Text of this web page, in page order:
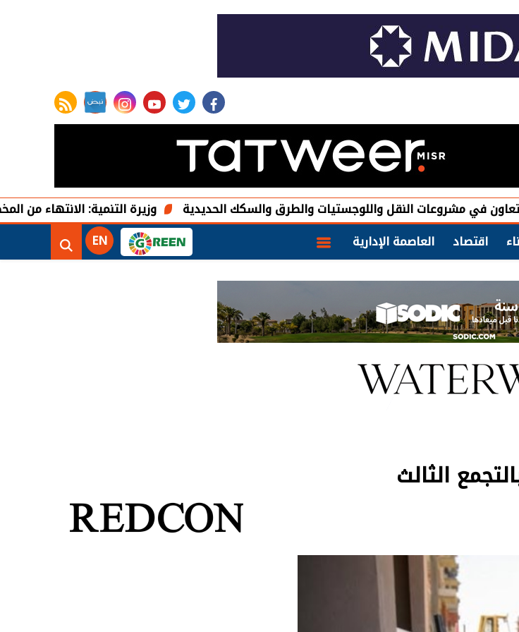
facebook
twitter
youtube
instagram
rss feed
وزيرة التنمية: الانتهاء من المخطط النقل واللوجستيات والطرق والسكك الحديدية
اقتصاد العاصمة الإدارية EN
الثالث